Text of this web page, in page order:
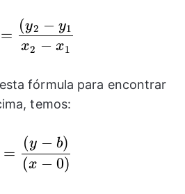
m=\frac{(y_{2}-
=
x2 − x1
(y2 − y1
fórmula para encontrar
temos:
m=\frac{(y-b)}{(x-
=
(x − 0)
(y − b)